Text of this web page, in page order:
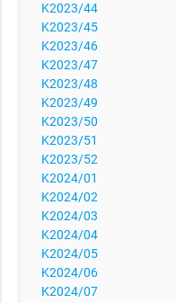
K2023/44
K2023/45
K2023/46
K2023/47
K2023/48
K2023/49
K2023/50
K2023/51
K2023/52
K2024/01
K2024/02
K2024/03
K2024/04
K2024/05
K2024/06
K2024/07